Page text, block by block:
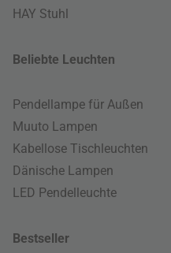
HAY Stuhl
Beliebte Leuchten
Pendellampe für Außen
Muuto Lampen
Kabellose Tischleuchten
Dänische Lampen
LED Pendelleuchte
Bestseller